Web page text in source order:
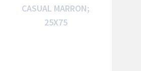
CASUAL MARRON;
25X75